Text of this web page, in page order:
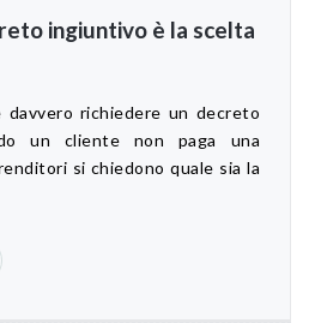
ingiuntivo è la scelta
davvero richiedere un decreto
un cliente non paga una
si chiedono quale sia la